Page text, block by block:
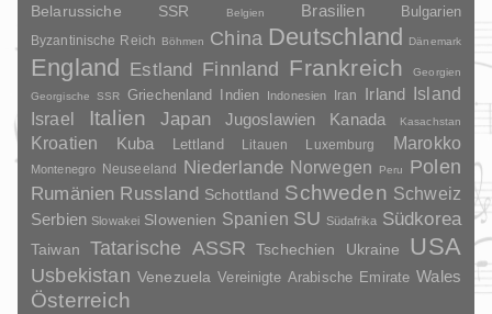
Belarussiche SSR Belgien Brasilien Bulgarien
Byzantinische Reich Böhmen China Deutschland Dänemark
England Estland Finnland Frankreich
Georgien
Georgische SSR
Griechenland Indien Indonesien Iran Irland
Island
Israel
Italien Japan Jugoslawien Kanada Kasachstan
Kroatien Kuba Lettland Litauen Luxemburg Marokko
Montenegro Neuseeland Niederlande Norwegen Peru
Polen
Rumänien Russland Schottland Schweden Schweiz
Serbien Slowakei Slowenien Spanien SU Südafrika Südkorea
Taiwan Tatarische ASSR Tschechien Ukraine USA
Usbekistan Venezuela Vereinigte Arabische Emirate Wales
Österreich